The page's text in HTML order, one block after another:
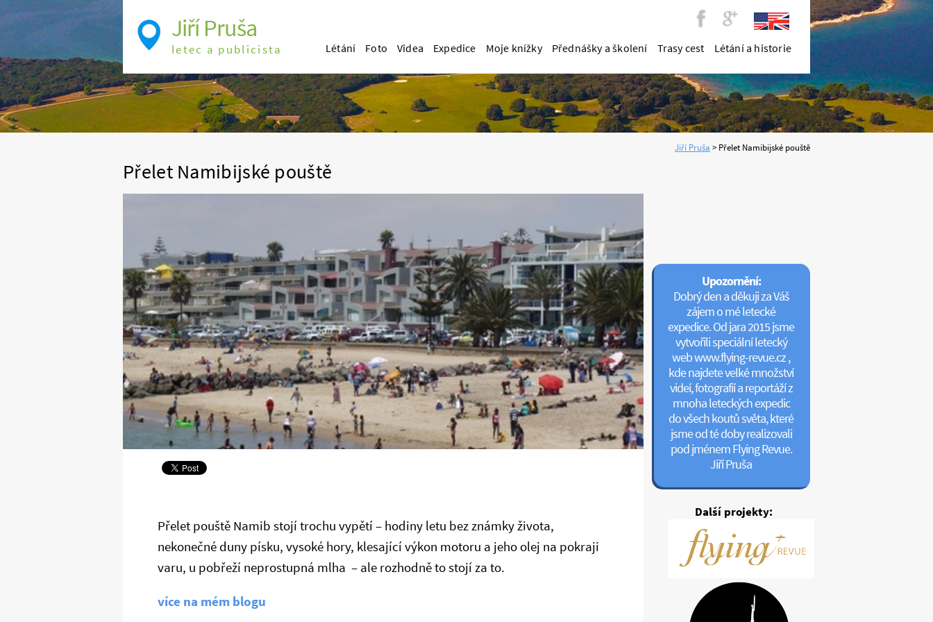
Přelet Namibijské pouště
Přelet pouště Namib stojí trochu vypětí – hodiny letu bez známky života,
nekonečné duny písku, vysoké hory, klesající výkon motoru a jeho olej na pokraji
varu, u pobřeží neprostupná mlha – ale rozhodně to stojí za to.
více na mém blogu
Jiří Pruša
letec a publicista
Upozornění:
Dobrý den a děkuji za Váš
zájem o mé letecké
expedice. Od jara 2015 jsme
vytvořili speciální letecký
web www.flying-revue.cz ,
kde najdete velké množství
videí, fotografií a reportáží z
mnoha leteckých expedic
do všech koutů světa, které
jsme od té doby realizovali
pod jménem Flying Revue.
Jiří Pruša
Další projekty:
Létání Foto Videa Expedice Moje knížky Přednášky a školení Trasy cest Létání a historie